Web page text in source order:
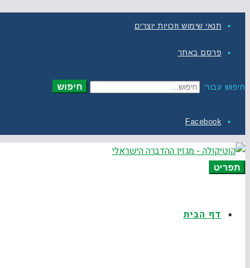
תנאי שימוש וזכויות יוצרים
פרסם באתר
חיפוש עבור: חיפוש
Facebook
תפריט
דף הבית